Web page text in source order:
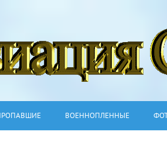
ВОЕННОПЛЕННЫЕ